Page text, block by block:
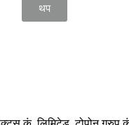
थप